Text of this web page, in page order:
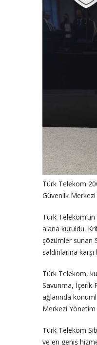
Türk Telekom
Güvenlik
Türk
alana kuruldu.
çözümler sunan
saldırılarına
Türk Telekom,
Savunma, İçerik
ağlarında
Merkezi
Türk Telekom
ve en geniş